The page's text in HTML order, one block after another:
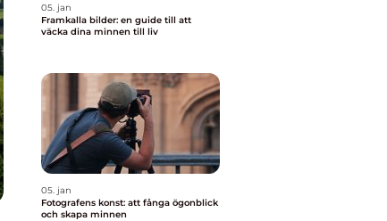
05. jan
Framkalla bilder: en guide till att
väcka dina minnen till liv
05. jan
Fotografens konst: att fånga ögonblick
och skapa minnen